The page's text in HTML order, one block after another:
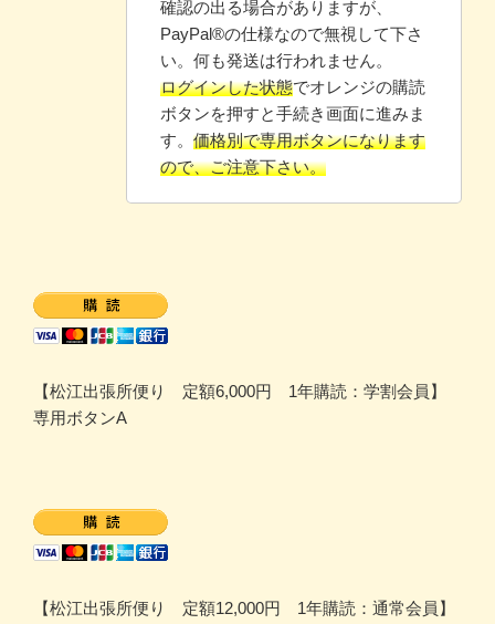
確認の出る場合がありますが、
PayPal®️の仕様なので無視して下さ
い。何も発送は行われません。
ログインした状態でオレンジの購読
ボタンを押すと手続き画面に進みま
す。 価格別で専用ボタンになります
ので、ご注意下さい。
【松江出張所便り 定額6,000円 1年購読：学割会員】
専用ボタンA
【松江出張所便り 定額12,000円 1年購読：通常会員】